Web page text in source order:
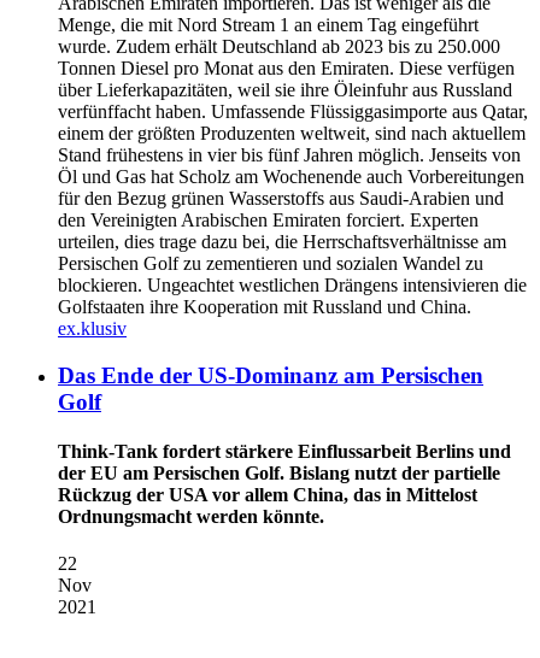
Menge, die mit Nord Stream 1 an einem Tag eingeführt
wurde. Zudem erhält Deutschland ab 2023 bis zu 250.000
Tonnen Diesel pro Monat aus den Emiraten. Diese verfügen
über Lieferkapazitäten, weil sie ihre Öleinfuhr aus Russland
verfünffacht haben. Umfassende Flüssiggasimporte aus Qatar,
einem der größten Produzenten weltweit, sind nach aktuellem
Stand frühestens in vier bis fünf Jahren möglich. Jenseits von
Öl und Gas hat Scholz am Wochenende auch Vorbereitungen
für den Bezug grünen Wasserstoffs aus Saudi-Arabien und
den Vereinigten Arabischen Emiraten forciert. Experten
urteilen, dies trage dazu bei, die Herrschaftsverhältnisse am
Persischen Golf zu zementieren und sozialen Wandel zu
blockieren. Ungeachtet westlichen Drängens intensivieren die
Golfstaaten ihre Kooperation mit Russland und China.
ex.klusiv
Das Ende der US-Dominanz am Persischen
Golf
Think-Tank fordert stärkere Einflussarbeit Berlins und
der EU am Persischen Golf. Bislang nutzt der partielle
Rückzug der USA vor allem China, das in Mittelost
Ordnungsmacht werden könnte.
22
Nov
2021